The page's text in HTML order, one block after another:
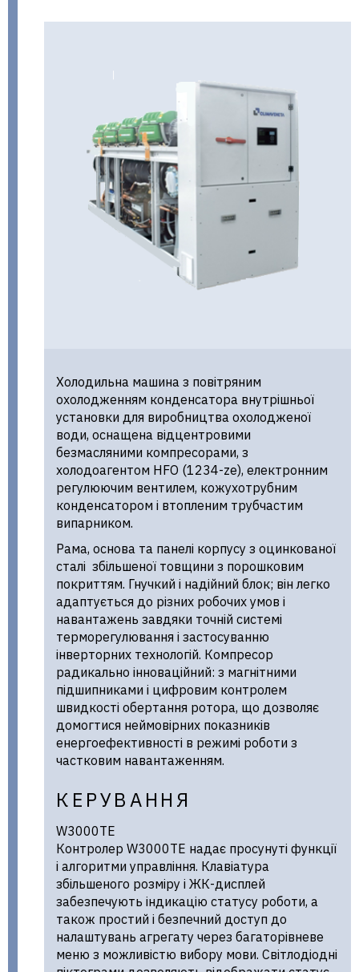
Холодильна машина з повітряним
охолодженням конденсатора внутрішньої
установки для виробництва охолодженої
води, оснащена відцентровими
безмасляними компресорами, з
холодоагентом HFO (1234-ze), електронним
регулюючим вентилем, кожухотрубним
конденсатором і втопленим трубчастим
випарником.
Рама, основа та панелі корпусу з оцинкованої
сталі збільшеної товщини з порошковим
покриттям. Гнучкий і надійний блок; він легко
адаптується до різних робочих умов і
навантажень завдяки точній системі
терморегулювання і застосуванню
інверторних технологій. Компресор
радикально інноваційний: з магнітними
підшипниками і цифровим контролем
швидкості обертання ротора, що дозволяє
домогтися неймовірних показників
енергоефективності в режимі роботи з
частковим навантаженням.
КЕРУВАННЯ
W3000TE
Контролер W3000TE надає просунуті функції
і алгоритми управління. Клавіатура
збільшеного розміру і ЖК-дисплей
забезпечують індикацію статусу роботи, а
також простий і безпечний доступ до
налаштувань агрегату через багаторівневе
меню з можливістю вибору мови. Світлодіодні